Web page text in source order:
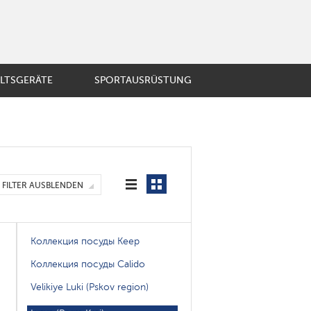
SPORTAUSRÜSTUNG
FILTER AUSBLENDEN
Коллекция посуды Keep
Коллекция посуды Calido
Velikiye Luki (Pskov region)